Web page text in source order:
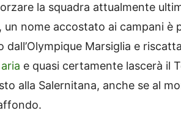
la squadra attualmente
, un nome accostato ai campani è
Marsiglia e
e quasi certamente lascerà il
alla Salernitana, anche se al